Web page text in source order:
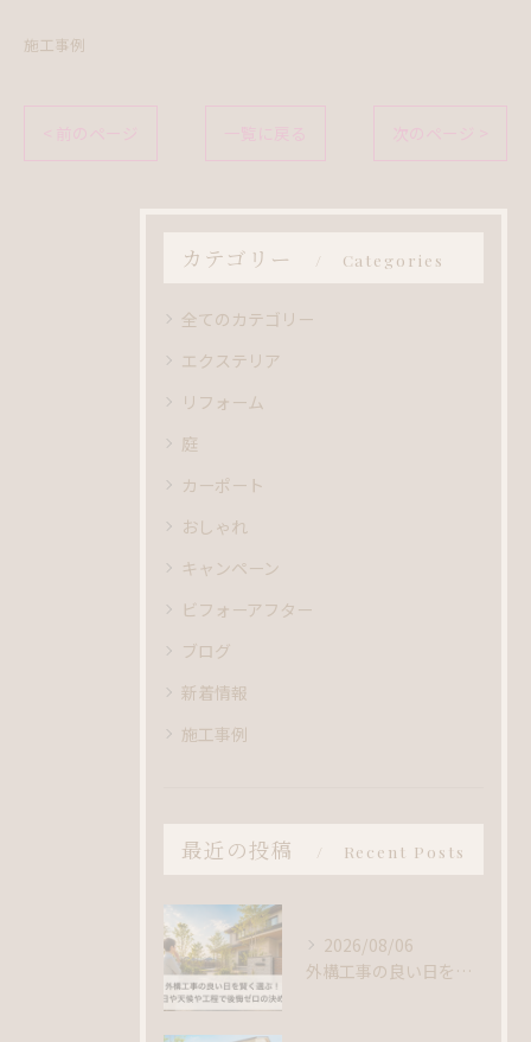
施工事例
カテゴリー Categories
全てのカテゴリー
エクステリア
リフォーム
庭
カーポート
おしゃれ
キャンペーン
ビフォーアフター
ブログ
新着情報
施工事例
最近の投稿 Recent Posts
2026/08/06
外構工事の良い日を賢く選ぶ！吉日や天候や工程で後悔ゼロの決め方